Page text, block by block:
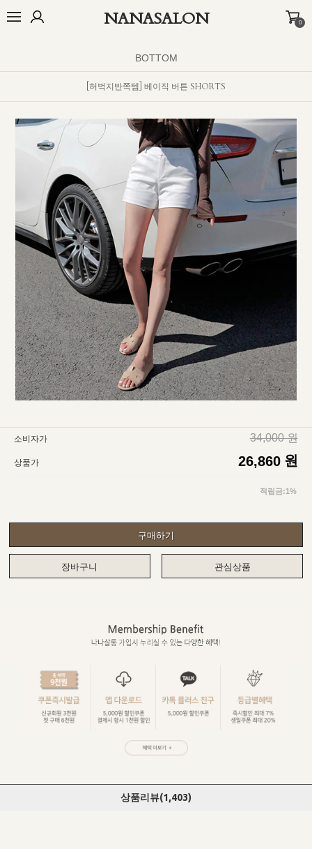
NANASALON 0
BOTTOM
[허벅지반쪽템] 베이직 버튼 SHORTS
소비자가 34,000 원
상품가 26,860 원
적립금:1%
구매하기
장바구니 관심상품
상품리뷰(1,403)